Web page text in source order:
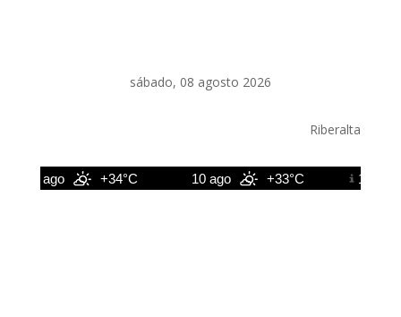
sábado, 08 agosto 2026
Riberalta
9 ago +34°C 10 ago +33°C 11 ago